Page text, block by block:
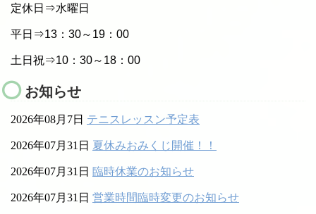
定休日⇒水曜日
平日⇒13：30～19：00
土日祝⇒10：30～18：00
お知らせ
2026年08月7日 テニスレッスン予定表
2026年07月31日 夏休みおみくじ開催！！
2026年07月31日 臨時休業のお知らせ
2026年07月31日 営業時間臨時変更のお知らせ